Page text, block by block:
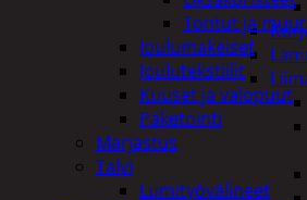
Tontut ja muut
Joulumakeiset
Joulutekstiilit
Kuuset ja valopuut
Paketointi
Marjastus
Talvi
Lumityövälineet